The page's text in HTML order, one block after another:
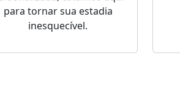
para tornar sua estadia
inesquecível.